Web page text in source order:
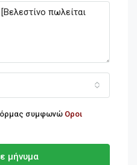
συμφωνώ Οροι
μήνυμα